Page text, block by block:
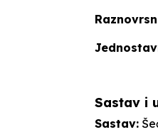
Sastav i
Sastav: